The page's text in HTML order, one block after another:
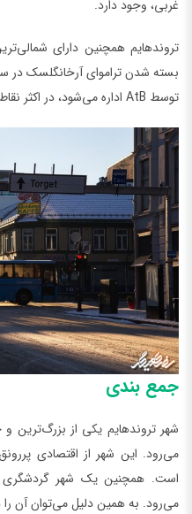
غربی، وجود دارد.
تروندهایم همچنین دارای
توسط AtB اداره می‌شود، در اکثر نقاط شهر و حومه آن وجود دارد.
جمع بندی
شهر تروندهایم یکی از بزرگ‌ترین
می‌رود. این شهر از اقتصادی
است. همچنین یک شهر گردشگری
می‌رود. به همین دلیل می‌توان آن را